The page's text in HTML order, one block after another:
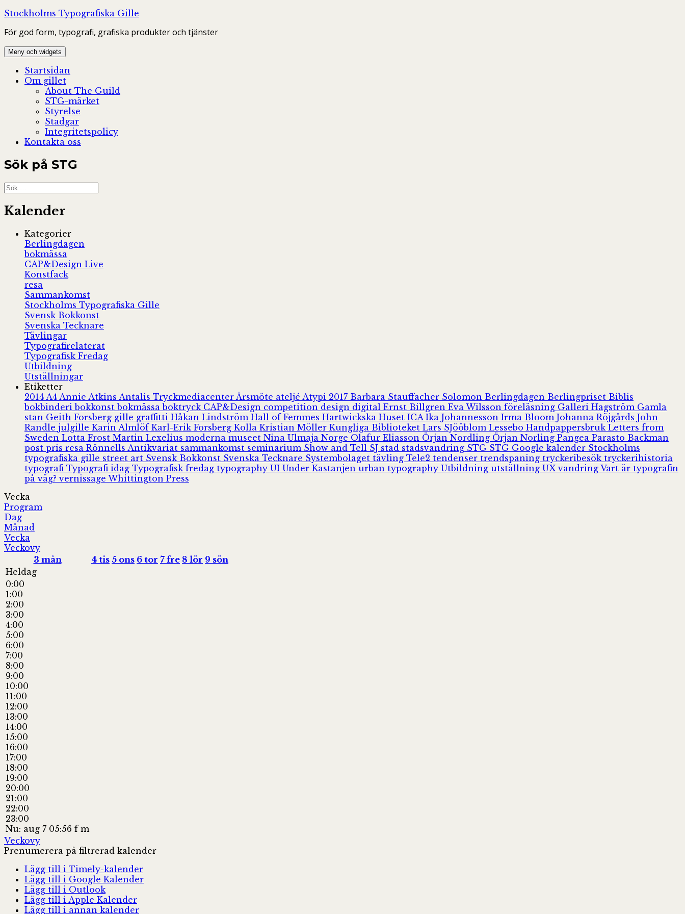
Hoppa
innehåll
Stockholms Typografiska Gille
För god form, typografi, grafiska produkter och tjänster
Meny och widgets
Startsidan
Om gillet
About The Guild
STG-märket
Styrelse
Stadgar
Integritetspolicy
Kontakta oss
Sök på STG
Sök
efter:
Kalender
Kategorier
Berlingdagen
bokmässa
CAP&Design Live
Konstfack
resa
Sammankomst
Stockholms Typografiska Gille
Svensk Bokkonst
Svenska Tecknare
Tävlingar
Typografirelaterat
Typografisk Fredag
Utbildning
Utställningar
Etiketter
2014 A4 Annie Atkins Antalis Tryckmediacenter Årsmöte ateljé Atypi 2017 Barbara Stauffacher Solomon Berlingdagen Berlingpriset Biblis
bokbinderibokkonstbokmässaboktryck CAP&Design competition design digital Ernst Billgren Eva Wilsson föreläsning Galleri Hagström Gamla
stan Geith Forsberg gille graffitti Håkan Lindström Hall of Femmes Hartwickska Huset ICA Ika Johannesson Irma Bloom Johanna Röjgårds John
Randle julgille Karin Almlöf Karl-Erik Forsberg Kolla Kristian Möller Kungliga Biblioteket Lars SJööblom Lessebo Handpappersbruk Letters from
Sweden Lotta Frost Martin Lexelius moderna museet Nina Ulmaja Norge Olafur Eliasson Örjan Nordling Örjan Norling Pangea Parasto Backman
post pris resa Rönnells Antikvariat sammankomst seminarium Show and Tell SJ stad stadsvandring STG STG Google kalender Stockholms
typografiska gille street art Svensk Bokkonst Svenska Tecknare Systembolaget tävling Tele2 tendenser trendspaning tryckeribesök tryckerihistoria
typografi Typografi idag Typografisk fredag typography UI Under Kastanjen urban typography Utbildning utställning UXvandring Vart är typografin
på väg?vernissage Whittington Press
Vecka
Program
Dag
Månad
Vecka
Veckovy
3 mån 4 tis 5 ons 6 tor 7 fre 8 lör 9 sön
Heldag
0:00
1:00
2:00
3:00
4:00
5:00
6:00
7:00
8:00
9:00
10:00
11:00
12:00
13:00
14:00
15:00
16:00
17:00
18:00
19:00
20:00
21:00
22:00
23:00
Nu: aug 7 05:56 f m
Veckovy
Prenumerera på filtrerad kalender
Lägg till i Timely-kalender
Lägg till i Google Kalender
Lägg till i Outlook
Lägg till i Apple Kalender
Lägg till i annan kalender